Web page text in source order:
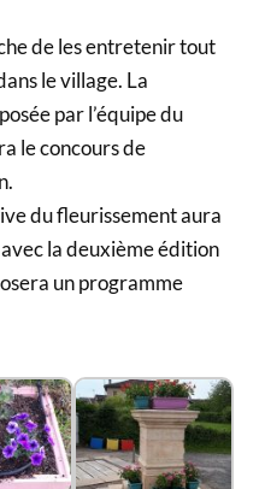
de les entretenir tout
le village. La
par l’équipe du
le concours de
du fleurissement aura
la deuxième édition
un programme